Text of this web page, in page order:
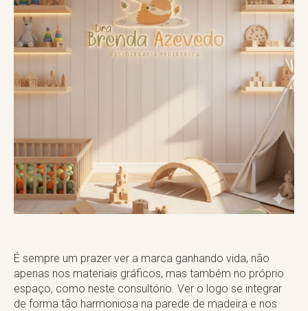
É sempre um prazer ver a marca ganhando vida, não
apenas nos materiais gráficos, mas também no próprio
espaço, como neste consultório. Ver o logo se integrar
de forma tão harmoniosa na parede de madeira e nos